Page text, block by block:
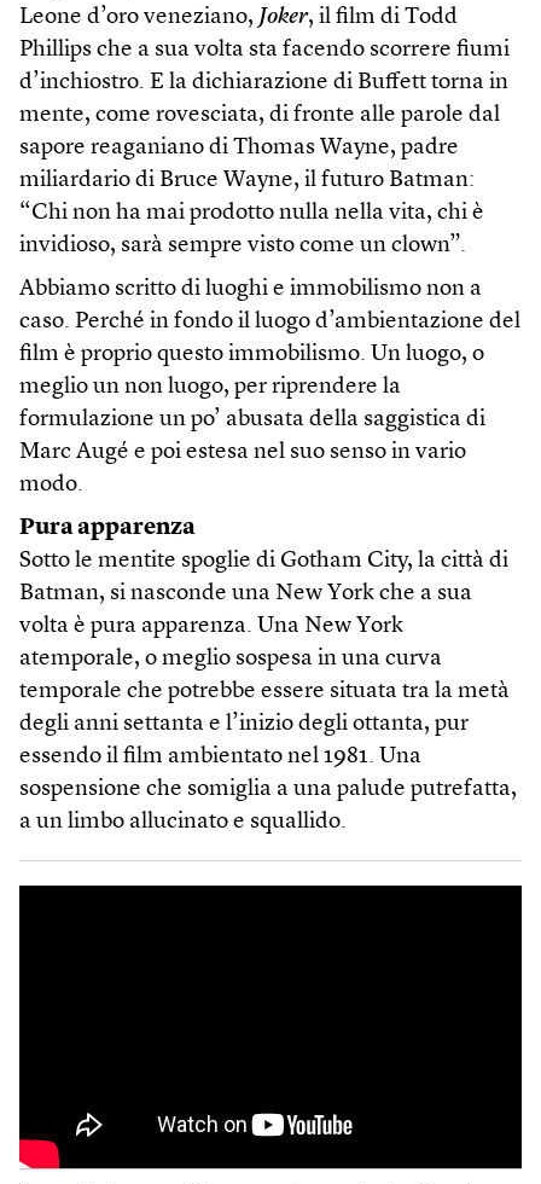
Leone d’oro veneziano, Joker, il film di Todd
Phillips che a sua volta sta facendo scorrere fiumi
d’inchiostro. E la dichiarazione di Buffett torna in
mente, come rovesciata, di fronte alle parole dal
sapore reaganiano di Thomas Wayne, padre
miliardario di Bruce Wayne, il futuro Batman:
“Chi non ha mai prodotto nulla nella vita, chi è
invidioso, sarà sempre visto come un clown”.
Abbiamo scritto di luoghi e immobilismo non a
caso. Perché in fondo il luogo d’ambientazione del
film è proprio questo immobilismo. Un luogo, o
meglio un non luogo, per riprendere la
formulazione un po’ abusata della saggistica di
Marc Augé e poi estesa nel suo senso in vario
modo.
Pura apparenza
Sotto le mentite spoglie di Gotham City, la città di
Batman, si nasconde una New York che a sua
volta è pura apparenza. Una New York
atemporale, o meglio sospesa in una curva
temporale che potrebbe essere situata tra la metà
degli anni settanta e l’inizio degli ottanta, pur
essendo il film ambientato nel 1981. Una
sospensione che somiglia a una palude putrefatta,
a un limbo allucinato e squallido.